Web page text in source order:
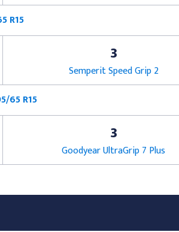
R15
3
Semperit Speed Grip 2
65 R15
3
Goodyear UltraGrip 7 Plus